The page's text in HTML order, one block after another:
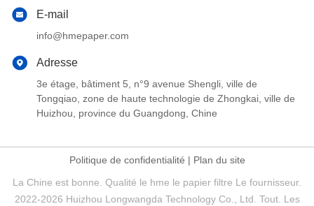
E-mail
info@hmepaper.com
Adresse
3e étage, bâtiment 5, n°9 avenue Shengli, ville de
Tongqiao, zone de haute technologie de Zhongkai, ville de
Huizhou, province du Guangdong, Chine
Politique de confidentialité | Plan du site
La Chine est bonne. Qualité le hme le papier filtre Le fournisseur.
2022-2026 Huizhou Longwangda Technology Co., Ltd. Tout. Les